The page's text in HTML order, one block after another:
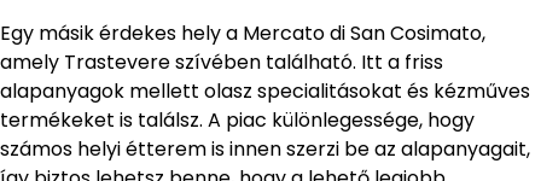
Egy másik érdekes hely a Mercato di San Cosimato,
amely Trastevere szívében található. Itt a friss
alapanyagok mellett olasz specialitásokat és kézműves
termékeket is találsz. A piac különlegessége, hogy
számos helyi étterem is innen szerzi be az alapanyagait,